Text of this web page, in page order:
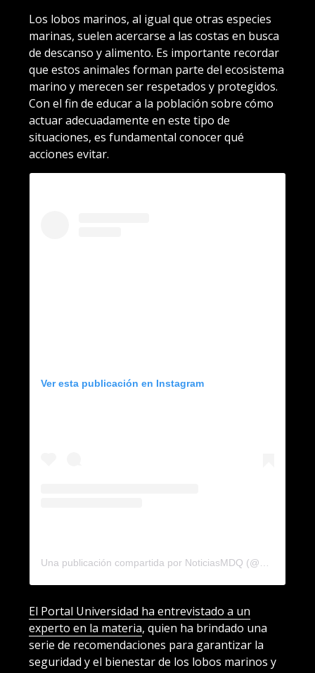
Los lobos marinos, al igual que otras especies
marinas, suelen acercarse a las costas en busca
de descanso y alimento. Es importante recordar
que estos animales forman parte del ecosistema
marino y merecen ser respetados y protegidos.
Con el fin de educar a la población sobre cómo
actuar adecuadamente en este tipo de
situaciones, es fundamental conocer qué
acciones evitar.
Ver esta publicación en Instagram
El Portal Universidad ha entrevistado a un
experto en la materia, quien ha brindado una
serie de recomendaciones para garantizar la
seguridad y el bienestar de los lobos marinos y